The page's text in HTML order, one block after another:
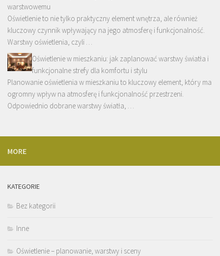
warstwowemu
Oświetlenie to nie tylko praktyczny element wnętrza, ale również
kluczowy czynnik wpływający na jego atmosferę i funkcjonalność.
Warstwy oświetlenia, czyli …
Oświetlenie w mieszkaniu: jak zaplanować warstwy światła i
funkcjonalne strefy dla komfortu i stylu
Planowanie oświetlenia w mieszkaniu to kluczowy element, który ma
ogromny wpływ na atmosferę i funkcjonalność przestrzeni.
Odpowiednio dobrane warstwy światła, …
MORE
KATEGORIE
Bez kategorii
Inne
Oświetlenie – planowanie, warstwy i sceny